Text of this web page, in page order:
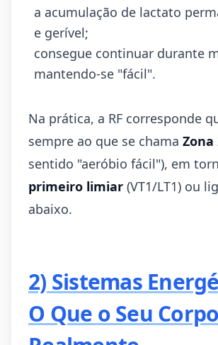
a acumulação de lactato
e gerível;
consegue continuar durante
mantendo-se "fácil".
Na prática, a RF corresponde
sempre ao que se chama Zona
sentido "aeróbio fácil"), em
primeiro limiar (VT1/LT1) ou
abaixo.
2) Sistemas
O Que o Seu